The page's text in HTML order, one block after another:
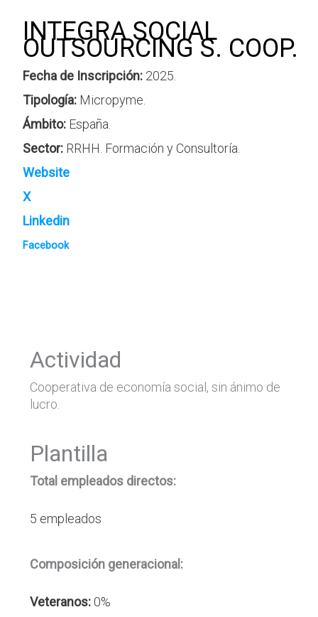
INTEGRA SOCIAL
OUTSOURCING S. COOP.
Fecha de Inscripción:2025.
Tipología:Micropyme.
Ámbito:España.
Sector:RRHH. Formación y Consultoría.
Website
X
Linkedin
Facebook
Actividad
Cooperativa de economía social, sin ánimo de
lucro.
Plantilla
Total empleados directos:
5 empleados
Composición generacional:
Veteranos: 0%